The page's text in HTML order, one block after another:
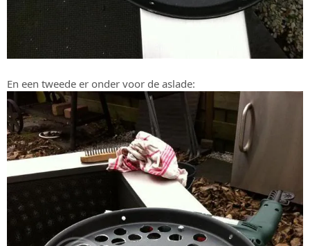
En een tweede er onder voor de aslade: